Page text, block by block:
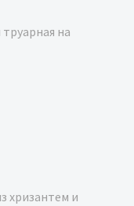
на
хризантем и